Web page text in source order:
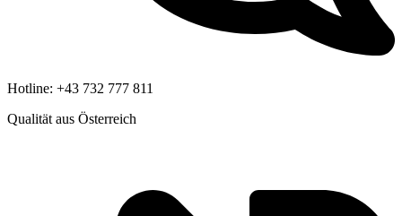
Hotline: +43 732 777 811
Qualität aus Österreich